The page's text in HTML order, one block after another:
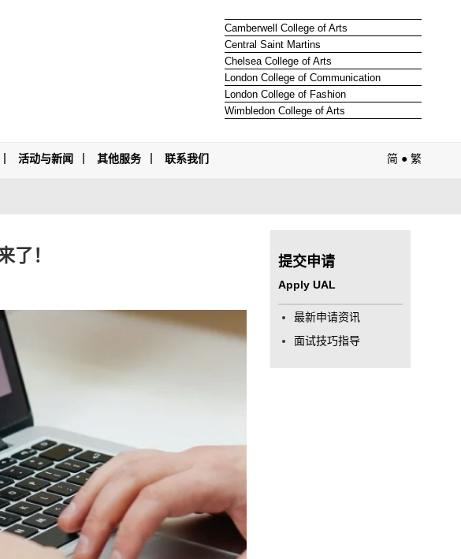
Camberwell College of Arts
Central Saint Martins
Chelsea College of Arts
London College of Communication
London College of Fashion
Wimbledon College of Arts
活动与新闻 其他服务 联系我们 简 ● 繁
了！ 提交申请
Apply UAL
最新申请资讯
面试技巧指导